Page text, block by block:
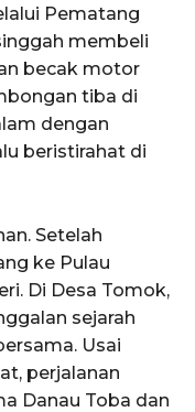
Pematang
membeli
becak motor
tiba di
dengan
beristirahat di
Setelah
ke Pulau
Di Desa Tomok,
sejarah
Usai
perjalanan
Danau Toba dan